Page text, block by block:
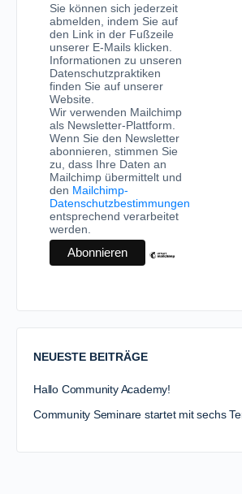
Sie können sich jederzeit
abmelden, indem Sie auf
den Link in der Fußzeile
unserer E-Mails klicken.
Informationen zu unseren
Datenschutzpraktiken
finden Sie auf unserer
Website.
Wir verwenden Mailchimp
als Newsletter-Plattform.
Wenn Sie den Newsletter
abonnieren, stimmen Sie
zu, dass Ihre Daten an
Mailchimp übermittelt und
den Mailchimp-
Datenschutzbestimmungen
entsprechend verarbeitet
werden.
NEUESTE BEITRÄGE
Hallo Community Academy!
Community Seminare startet mit sechs